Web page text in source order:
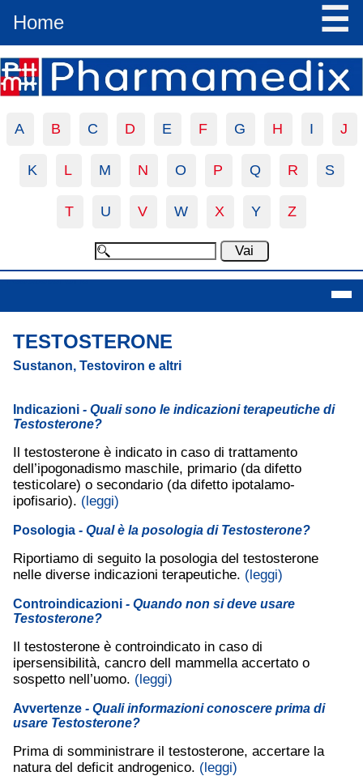
Home ☰
A B C D E F G H I J
K L M N O P Q R S
T U V W X Y Z
Testosterone
TESTOSTERONE
Sustanon, Testoviron e altri
Indicazioni - Quali sono le indicazioni terapeutiche di
Testosterone?
Il testosterone è indicato in caso di trattamento
dell’ipogonadismo maschile, primario (da difetto
testicolare) o secondario (da difetto ipotalamo-
ipofisario). (leggi)
Posologia - Qual è la posologia di Testosterone?
Riportiamo di seguito la posologia del testosterone
nelle diverse indicazioni terapeutiche. (leggi)
Controindicazioni - Quando non si deve usare
Testosterone?
Il testosterone è controindicato in caso di
ipersensibilità, cancro dell mammella accertato o
sospetto nell’uomo. (leggi)
Avvertenze - Quali informazioni conoscere prima di
usare Testosterone?
Prima di somministrare il testosterone, accertare la
natura del deficit androgenico. (leggi)